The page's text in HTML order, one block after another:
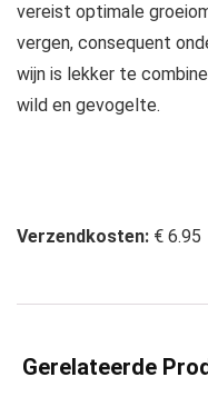
vereist optimale
vergen, consequent
wijn is lekker te
wild en gevogelte.
Verzendkosten: € 6.95
Gerelateerde